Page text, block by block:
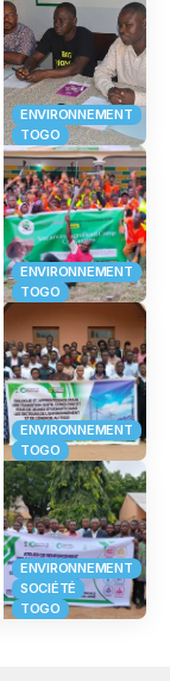
ENVIRONNEMENT
TOGO
ENVIRONNEMENT
TOGO
ENVIRONNEMENT
TOGO
ENVIRONNEMENT
SOCIÉTÉ
TOGO